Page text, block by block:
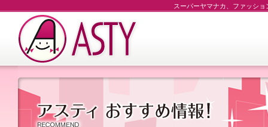
スーパーヤマナカ、ファッシ